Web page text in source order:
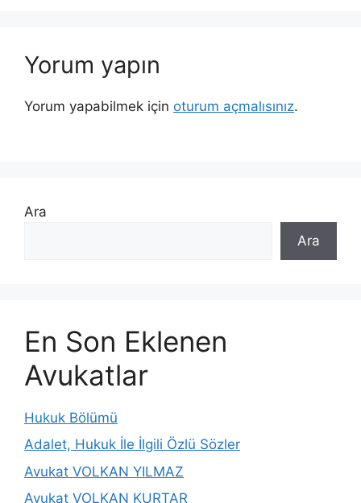
Yorum yapın
Yorum yapabilmek için oturum açmalısınız.
Ara
Ara
En Son Eklenen
Avukatlar
Hukuk Bölümü
Adalet, Hukuk İle İlgili Özlü Sözler
Avukat VOLKAN YILMAZ
Avukat VOLKAN KURTAR